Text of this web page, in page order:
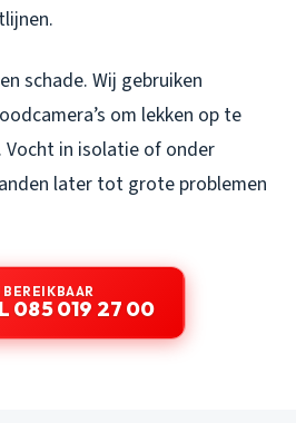
schade. Wij gebruiken
om lekken op te
in isolatie of onder
later tot grote problemen
BEREIKBAAR
085 019 27 00